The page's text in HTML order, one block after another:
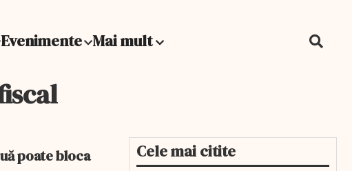
Evenimente Mai mult
poate bloca
Cele mai citite